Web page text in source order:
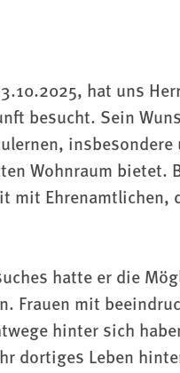
hat uns
besucht. Sein
Wohnraum bietet.
mit
hatte er die
Frauen mit
hinter sich
dortiges Leben